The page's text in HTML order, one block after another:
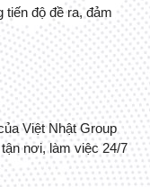
tiến độ đề ra, đảm
Việt Nhật Group
nơi, làm việc 24/7